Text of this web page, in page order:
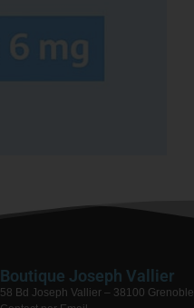
Boutique Joseph Vallier
58 Bd Joseph Vallier – 38100 Grenoble